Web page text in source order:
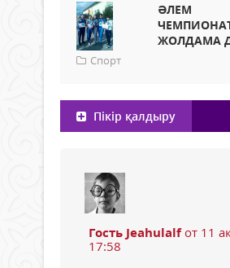
ӘЛЕМ
ЖОЛДАМА
Спорт
Пікір қалдыру
Гость Jeahulalfот 11
17:58